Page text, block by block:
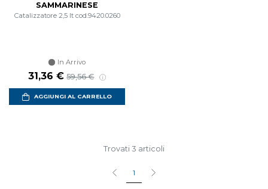
SAMMARINESE
Catalizzatore 2,5 lt cod.9420.0260
In Arrivo
31,36 € 59,56 €
AGGIUNGI AL CARRELLO
Trovati 3 articoli
1